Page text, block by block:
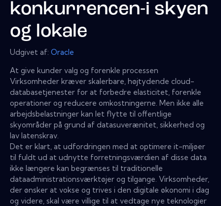
konkurrencen-i skyen
og lokale
Udgivet af: Oracle
At give kunder valg og forenkle processen
Virksomheder kræver skalerbare, højtydende cloud-
databasetjenester for at forbedre elasticitet, forenkle
operationer og reducere omkostningerne. Men ikke alle
arbejdsbelastninger kan let flytte til offentlige
skyområder på grund af datasuverænitet, sikkerhed og
lav latenskrav.
Det er klart, at udfordringen med at optimere it-miljøer
til fuldt ud at udnytte forretningsværdien af ​​disse data
ikke længere kan begrænses til traditionelle
dataadministrationsværktøjer og tilgange. Virksomheder,
der ønsker at vokse og trives i den digitale økonomi i dag
og videre, skal være villige til at vedtage nye teknologier